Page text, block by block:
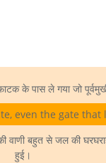
के पास ले गया जो
even the gate that
वाणी बहुत से जल की
हुई।